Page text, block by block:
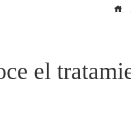
el